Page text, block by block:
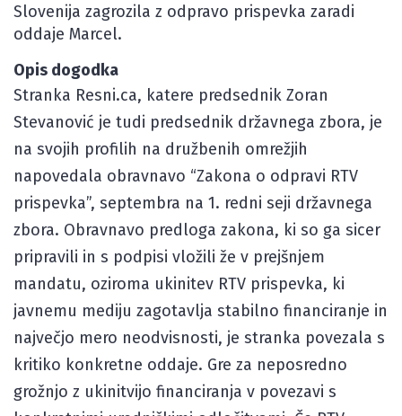
Slovenija zagrozila z odpravo prispevka zaradi
oddaje Marcel.
Opis dogodka
Stranka Resni.ca, katere predsednik Zoran
Stevanović je tudi predsednik državnega zbora, je
na svojih profilih na družbenih omrežjih
napovedala obravnavo “Zakona o odpravi RTV
prispevka”, septembra na 1. redni seji državnega
zbora. Obravnavo predloga zakona, ki so ga sicer
pripravili in s podpisi vložili že v prejšnjem
mandatu, oziroma ukinitev RTV prispevka, ki
javnemu mediju zagotavlja stabilno financiranje in
največjo mero neodvisnosti, je stranka povezala s
kritiko konkretne oddaje. Gre za neposredno
grožnjo z ukinitvijo financiranja v povezavi s